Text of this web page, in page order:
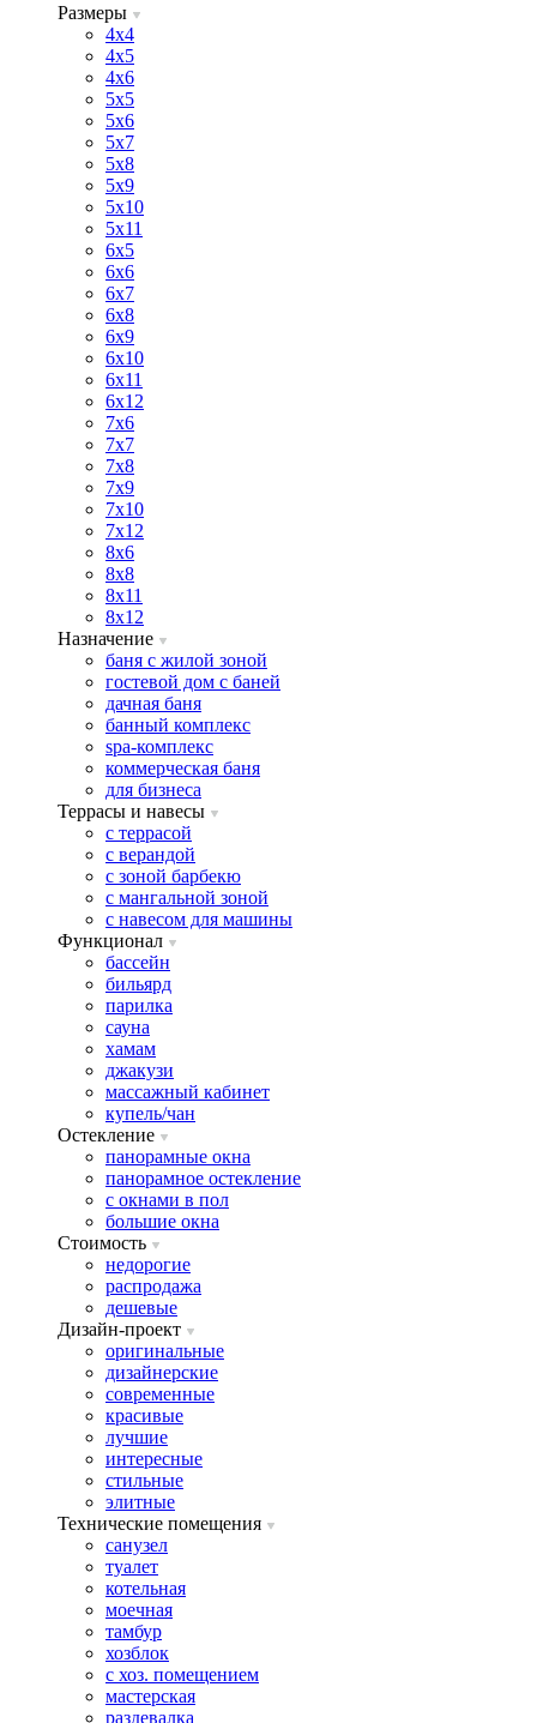
Размеры
4х4
4х5
4х6
5х5
5х6
5х7
5х8
5х9
5х10
5х11
6х5
6х6
6х7
6х8
6х9
6х10
6х11
6х12
7х6
7х7
7х8
7х9
7х10
7х12
8х6
8х8
8х11
8х12
Назначение
баня с жилой зоной
гостевой дом с баней
дачная баня
банный комплекс
spa-комплекс
коммерческая баня
для бизнеса
Террасы и навесы
с террасой
с верандой
с зоной барбекю
с мангальной зоной
с навесом для машины
Функционал
бассейн
бильярд
парилка
сауна
хамам
джакузи
массажный кабинет
купель/чан
Остекление
панорамные окна
панорамное остекление
с окнами в пол
большие окна
Стоимость
недорогие
распродажа
дешевые
Дизайн-проект
оригинальные
дизайнерские
современные
красивые
лучшие
интересные
стильные
элитные
Технические помещения
санузел
туалет
котельная
моечная
тамбур
хозблок
с хоз. помещением
мастерская
раздевалка